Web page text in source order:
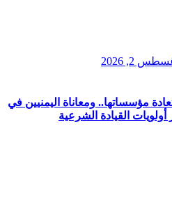
2, 2026
مؤسساتها.. ومعاناة اليمنيين في
القيادة الشرعية